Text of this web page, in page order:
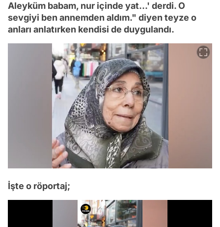
Aleyküm babam, nur içinde yat...' derdi. O
sevgiyi ben annemden aldım." diyen teyze o
anları anlatırken kendisi de duygulandı.
İşte o röportaj;